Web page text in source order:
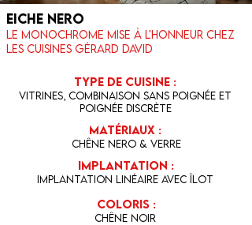
eiche nero
Le monochrome mise à l'honneur chez
les cuisines gérard david
Type de cuisine :
Vitrines, combinaison sans poignée et
poignée discrète
Matériaux :
Chêne nero & verre
Implantation :
Implantation linéaire avec îlot
Coloris :
Chêne noir